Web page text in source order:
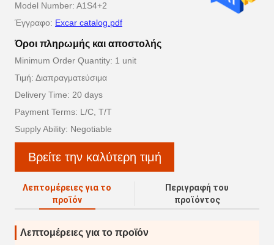
Model Number: A1S4+2
Έγγραφο: Excar catalog.pdf
Όροι πληρωμής και αποστολής
Minimum Order Quantity: 1 unit
Τιμή: Διαπραγματεύσιμα
Delivery Time: 20 days
Payment Terms: L/C, T/T
Supply Ability: Negotiable
Βρείτε την καλύτερη τιμή
Λεπτομέρειες για το
προϊόν
Περιγραφή του
προϊόντος
Λεπτομέρειες για το προϊόν